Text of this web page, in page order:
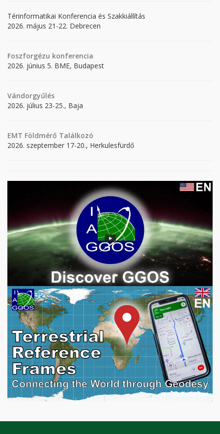
Térinformatikai Konferencia és Szakkiállítás
2026. május 21-22. Debrecen
Foszforgézu konferencia
2026. június 5. BME, Budapest
Vándorgyűlés
2026. július 23-25., Baja
EMT Földmérő Találkozó
2026. szeptember 17-20., Herkulesfürdő